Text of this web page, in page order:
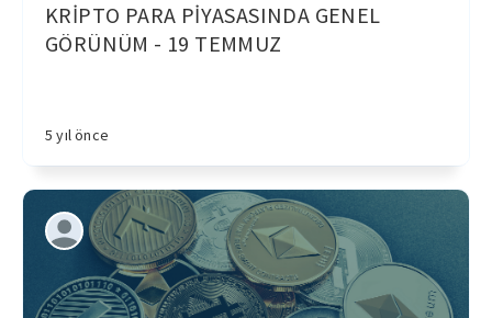
KRİPTO PARA PİYASASINDA GENEL
GÖRÜNÜM - 19 TEMMUZ
5 yıl önce